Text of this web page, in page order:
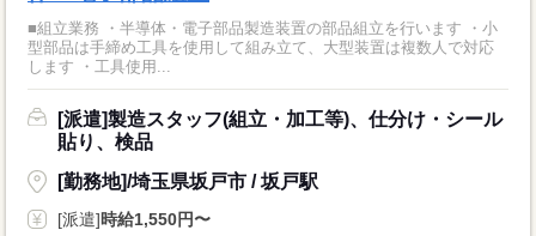
■組立業務 ・半導体・電子部品製造装置の部品組立を行います ・小
型部品は手締め工具を使用して組み立て、大型装置は複数人で対応
します ・工具使用...
[派遣]製造スタッフ(組立・加工等)、仕分け・シール
貼り、検品
[勤務地]/埼玉県坂戸市 / 坂戸駅
[派遣]時給1,550円〜